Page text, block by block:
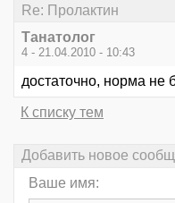
Re: Пролактин
Танатолог
4 - 21.04.2010 - 10:43
достаточно, норма не
К списку тем
Добавить новое
Ваше имя: